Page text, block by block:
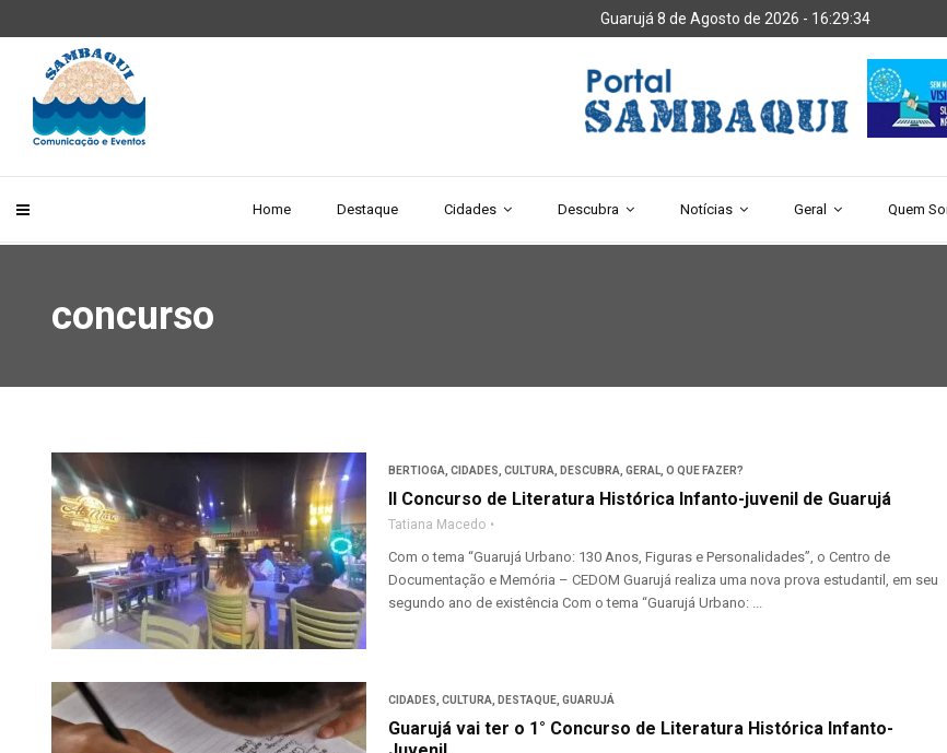
Guarujá 8 de Agosto de 2026 - 16:29:34
Home Destaque Cidades Descubra Notícias Geral Quem
concurso
BERTIOGA CIDADES CULTURA DESCUBRA GERAL O QUE FAZER?
II Concurso de Literatura Histórica Infanto-juvenil de Guarujá
Tatiana Macedo
Com o tema “Guarujá Urbano: 130 Anos, Figuras e Personalidades”, o Centro de
Documentação e Memória – CEDOM Guarujá realiza uma nova prova estudantil, em seu
segundo ano de existência Com o tema “Guarujá Urbano: ...
CIDADES CULTURA DESTAQUE GUARUJÁ
Guarujá vai ter o 1° Concurso de Literatura Histórica Infanto-